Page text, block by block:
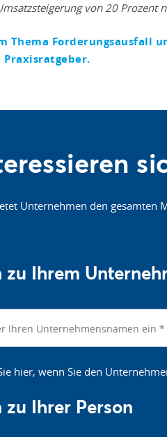
von 20 Prozent
Thema Forderungsausfall
Praxisratgeber.
Unternehmen den gesamten
Ihrem
hier, wenn Sie den
Ihrer Person